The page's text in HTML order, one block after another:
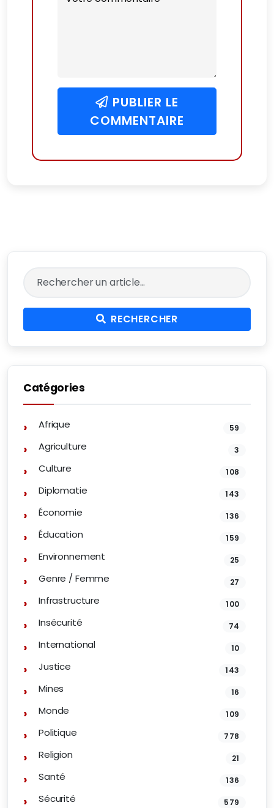
PUBLIER LE
COMMENTAIRE
RECHERCHER
Catégories
Afrique 59
Agriculture 3
Culture 108
Diplomatie 143
Économie 136
Éducation 159
Environnement 25
Genre / Femme 27
Infrastructure 100
Insécurité 74
International 10
Justice 143
Mines 16
Monde 109
Politique 778
Religion 21
Santé 136
Sécurité 579